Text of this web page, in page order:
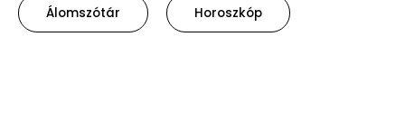
Álomszótár Horoszkóp